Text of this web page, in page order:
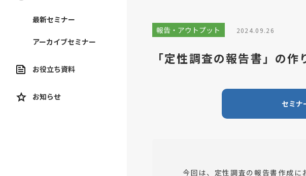
最新セミナー
アーカイブセミナー
お役立ち資料
お知らせ
報告・アウトプット 2024.09.26
「定性調査の報告書」の
セミナ
今回は、定性調査の報告書作成